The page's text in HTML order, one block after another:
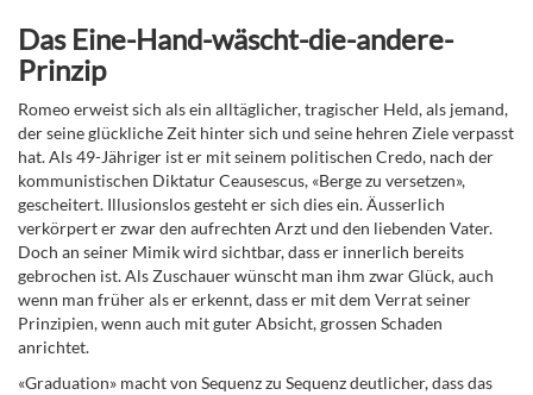
Das Eine-Hand-wäscht-die-andere-
Prinzip
Romeo erweist sich als ein alltäglicher, tragischer Held, als jemand,
der seine glückliche Zeit hinter sich und seine hehren Ziele verpasst
hat. Als 49-Jähriger ist er mit seinem politischen Credo, nach der
kommunistischen Diktatur Ceausescus, «Berge zu versetzen»,
gescheitert. Illusionslos gesteht er sich dies ein. Äusserlich
verkörpert er zwar den aufrechten Arzt und den liebenden Vater.
Doch an seiner Mimik wird sichtbar, dass er innerlich bereits
gebrochen ist. Als Zuschauer wünscht man ihm zwar Glück, auch
wenn man früher als er erkennt, dass er mit dem Verrat seiner
Prinzipien, wenn auch mit guter Absicht, grossen Schaden
anrichtet.
«Graduation» macht von Sequenz zu Sequenz deutlicher, dass das